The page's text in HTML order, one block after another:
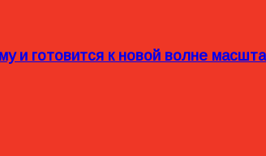
и готовится к новой волне